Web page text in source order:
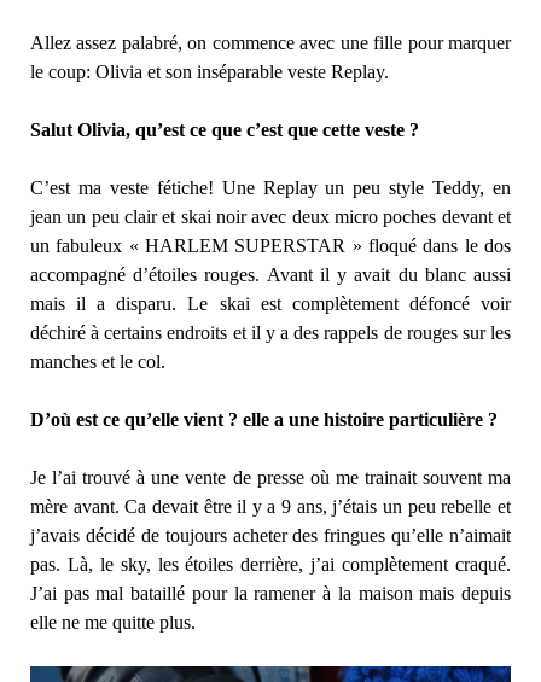
Allez assez palabré, on commence avec une fille pour marquer
le coup: Olivia et son inséparable veste Replay.
Salut Olivia, qu’est ce que c’est que cette veste ?
C’est ma veste fétiche! Une Replay un peu style Teddy, en
jean un peu clair et skai noir avec deux micro poches devant et
un fabuleux « HARLEM SUPERSTAR » floqué dans le dos
accompagné d’étoiles rouges. Avant il y avait du blanc aussi
mais il a disparu. Le skai est complètement défoncé voir
déchiré à certains endroits et il y a des rappels de rouges sur les
manches et le col.
D’où est ce qu’elle vient ? elle a une histoire particulière ?
Je l’ai trouvé à une vente de presse où me trainait souvent ma
mère avant. Ca devait être il y a 9 ans, j’étais un peu rebelle et
j’avais décidé de toujours acheter des fringues qu’elle n’aimait
pas. Là, le sky, les étoiles derrière, j’ai complètement craqué.
J’ai pas mal bataillé pour la ramener à la maison mais depuis
elle ne me quitte plus.